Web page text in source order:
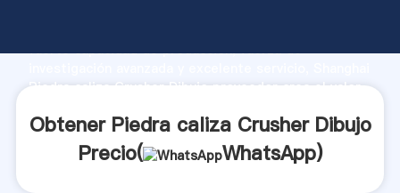
fuerte capacidad de producción, fuerza de
Piedra caliza Crusher Dibujo proveedor crea el valor
Obtener Piedra caliza Crusher Dibujo
Precio(
WhatsApp)